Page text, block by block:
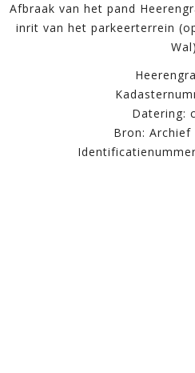
Afbraak van het pand
inrit van het parkeerterrein
Wal)
Datering:
Bron: Archief